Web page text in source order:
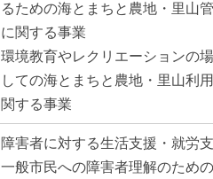
るための海とまちと農地・里山
に関する事業
環境教育やレクリエーションの
しての海とまちと農地・里山利
関する事業
障害者に対する生活支援・就労
一般市民への障害者理解のため